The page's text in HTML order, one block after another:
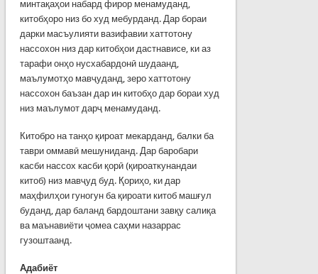
минтақаҳои набард фирор менамуданд,
китобҳоро низ бо худ мебурданд. Дар бораи
дарки масъулияти вазифавии хаттотону
нассохон низ дар китобҳои дастнависе, ки аз
тарафи онҳо нусхабардонӣ шудаанд,
маълумотҳо мавҷуданд, зеро хаттотону
нассохон баъзан дар ин китобҳо дар бораи худ
низ маълумот дарҷ менамуданд.
Китобро на танҳо қироат мекарданд, балки ба
таври оммавӣ мешуниданд. Дар баробари
касби нассох касби қорӣ (қироаткунандаи
китоб) низ мавҷуд буд. Қориҳо, ки дар
маҳфилҳои гуногун ба қироати китоб машғул
буданд, дар баланд бардоштани завқу салиқа
ва маънавиёти ҷомеа саҳми назаррас
гузоштаанд.
Адабиёт